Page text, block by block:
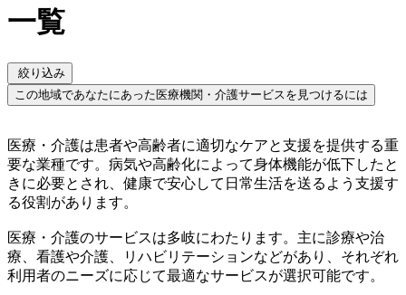
一覧
絞り込み
この地域であなたにあった医療機関・介護サービスを見つけるには
医療・介護は患者や高齢者に適切なケアと支援を提供する重
要な業種です。病気や高齢化によって身体機能が低下したと
きに必要とされ、健康で安心して日常生活を送るよう支援す
る役割があります。
医療・介護のサービスは多岐にわたります。主に診療や治
療、看護や介護、リハビリテーションなどがあり、それぞれ
利用者のニーズに応じて最適なサービスが選択可能です。